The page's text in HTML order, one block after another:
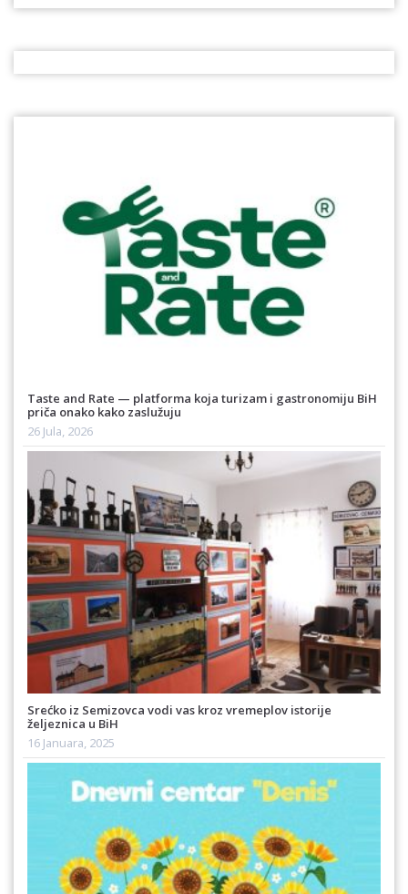
Taste and Rate — platforma koja turizam i gastronomiju BiH
priča onako kako zaslužuju
26 Jula, 2026
Srećko iz Semizovca vodi vas kroz vremeplov istorije
željeznica u BiH
16 Januara, 2025